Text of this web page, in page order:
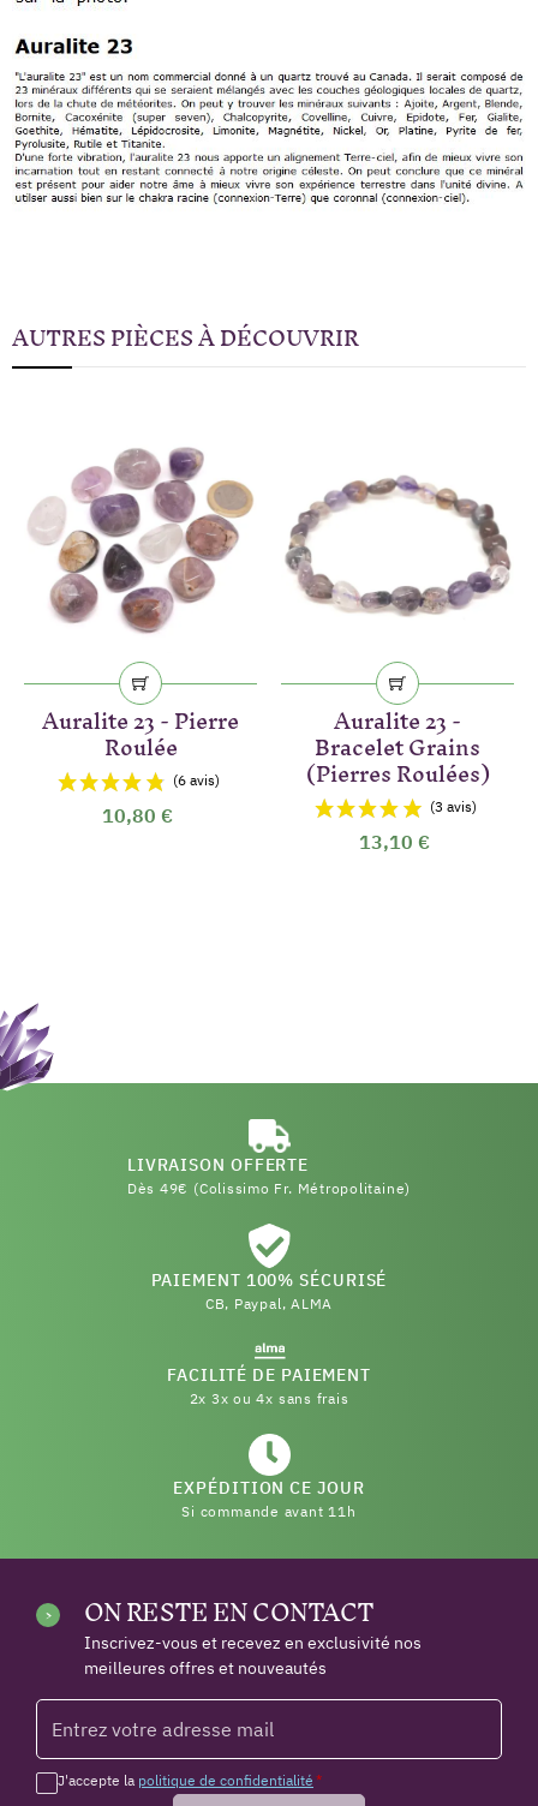
AUTRES PIÈCES À DÉCOUVRIR
Auralite 23 - Pierre
Roulée
10,80 €
Auralite 23 -
Bracelet Grains
(Pierres Roulées)
13,10 €
LIVRAISON OFFERTE
Dès 49€ (Colissimo Fr. Métropolitaine)
PAIEMENT 100% SÉCURISÉ
CB, Paypal, ALMA
FACILITÉ DE PAIEMENT
2x 3x ou 4x sans frais
EXPÉDITION CE JOUR
Si commande avant 11h
ON RESTE EN CONTACT
Inscrivez-vous et recevez en exclusivité nos
meilleures offres et nouveautés
J'accepte la politique de confidentialité *